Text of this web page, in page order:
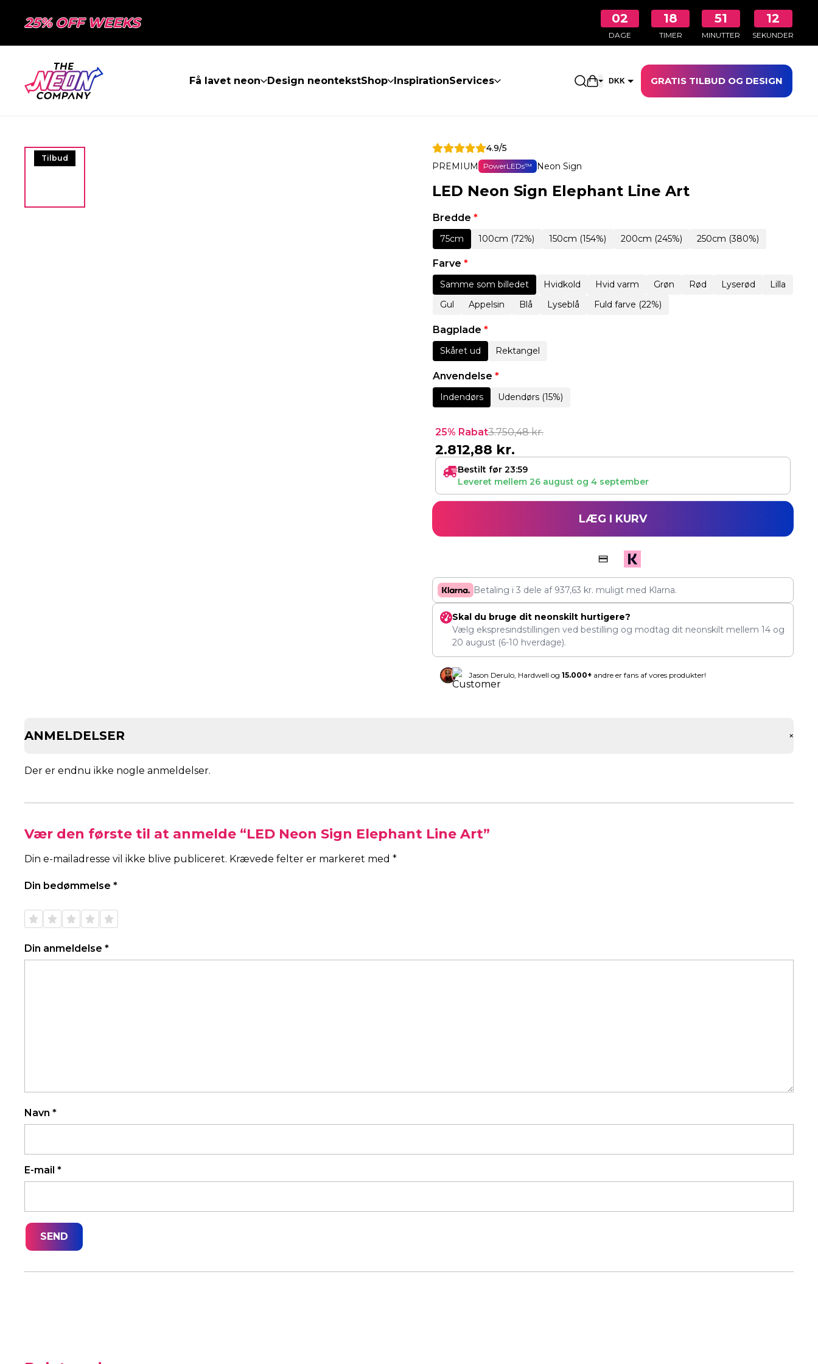
25% OFF WEEKS 02
DAGE
18
TIMER
51
MINUTTER
11
SEKUNDER
Få lavet neon Design neontekstShop InspirationServices Åbn indkøbskurven
DKK GRATIS TILBUD OG DESIGN
Tilbud
4.9/5
PREMIUM
PowerLEDs™ Neon Sign
LED Neon Sign Elephant Line Art
Bredde *
75cm 100cm (72%) 150cm (154%) 200cm (245%) 250cm (380%)
Farve *
Samme som billedet Hvidkold Hvid varm Grøn Rød Lyserød
Lilla
Gul
Appelsin Blå Lyseblå Fuld farve (22%)
Bagplade *
Skåret ud Rektangel
Anvendelse *
Indendørs Udendørs (15%)
25% Rabat3.750,48kr.
2.812,88 kr.
Bestilt før 23:59
Leveret mellem 26 august og 4 september
LÆG I KURV
Betaling i 3 dele af 937,63 kr. muligt med Klarna.
Skal du bruge dit neonskilt hurtigere?
Vælg ekspresindstillingen ved bestilling og modtag dit neonskilt mellem 14og
20 august(6-10 hverdage).
Jason Derulo, Hardwell og 15.000+andre er fans af vores produkter!
ANMELDELSER +
Der er endnu ikke nogle anmeldelser.
Vær den første til at anmelde “LED Neon Sign Elephant Line Art”
Din e-mailadresse vil ikke blive publiceret. Krævede felter er markeret med *
Din bedømmelse *
5
5
5
5
5
Din anmeldelse *
Navn *
E-mail *